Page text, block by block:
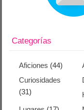
Categorías
Aficiones (44)
Curiosidades
(31)